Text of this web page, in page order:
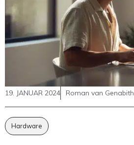
19. JANUAR 2024 Roman van Genabith
Hardware